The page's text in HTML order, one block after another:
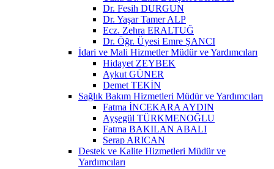
Dr. Fesih DURGUN
Dr. Yaşar Tamer ALP
Ecz. Zehra ERALTUĞ
Dr. Öğr. Üyesi Emre ŞANCI
İdari ve Mali Hizmetler Müdür ve Yardımcıları
Hidayet ZEYBEK
Aykut GÜNER
Demet TEKİN
Sağlık Bakım Hizmetleri Müdür ve Yardımcıları
Fatma İNCEKARA AYDIN
Ayşegül TÜRKMENOĞLU
Fatma BAKILAN ABALI
Serap ARICAN
Destek ve Kalite Hizmetleri Müdür ve
Yardımcıları